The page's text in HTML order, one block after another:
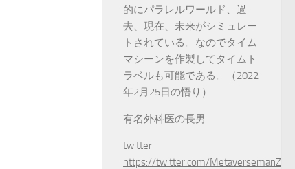
的にパラレルワールド、過
去、現在、未来がシミュレー
トされている。なのでタイム
マシーンを作製してタイムト
ラベルも可能である。（2022
年2月25日の悟り）
有名外科医の長男
twitter
https://twitter.com/MetaversemanZ